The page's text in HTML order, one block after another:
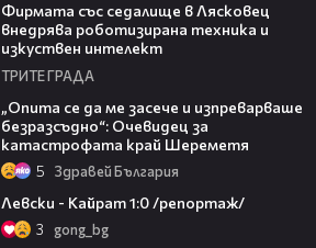
Фирмата със седалище в Лясковец
внедрява роботизирана техника и
изкуствен интелект
ТРИТЕ ГРАДА
„Опита се да ме засече и изпреварваше
безразсъдно“: Очевидец за
катастрофата край Шереметя
5 Здравей България
Левски - Кайрат 1:0 /репортаж/
3 gong_bg